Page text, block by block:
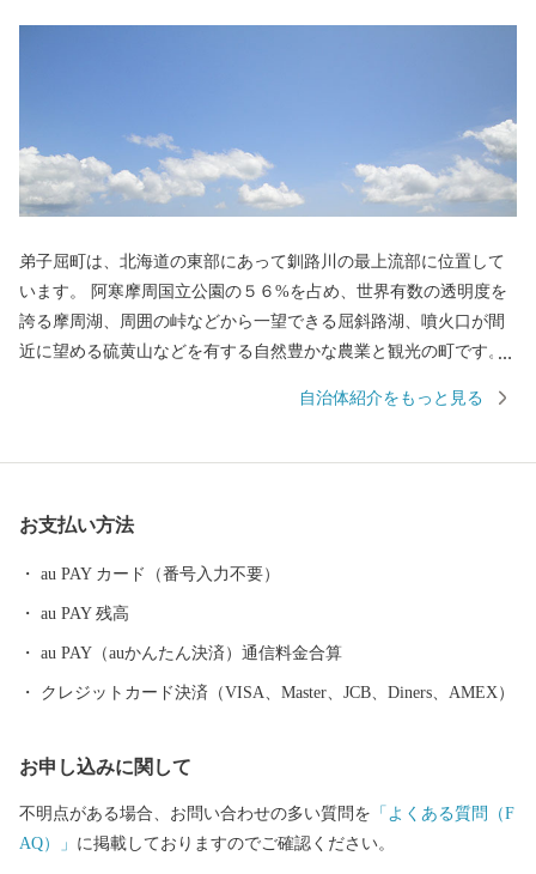
弟子屈町は、北海道の東部にあって釧路川の最上流部に位置して
います。 阿寒摩周国立公園の５６%を占め、世界有数の透明度を
誇る摩周湖、周囲の峠などから一望できる屈斜路湖、噴火口が間
近に望める硫黄山などを有する自然豊かな農業と観光の町です。
言」をしており、良質な温泉が楽しめます。
自治体紹介をもっと見る
お支払い方法
au PAY カード（番号入力不要）
au PAY 残高
au PAY（auかんたん決済）通信料金合算
クレジットカード決済（VISA、Master、JCB、Diners、AMEX）
お申し込みに関して
不明点がある場合、お問い合わせの多い質問を 「よくある質問（F
AQ）」 に掲載しておりますのでご確認ください。